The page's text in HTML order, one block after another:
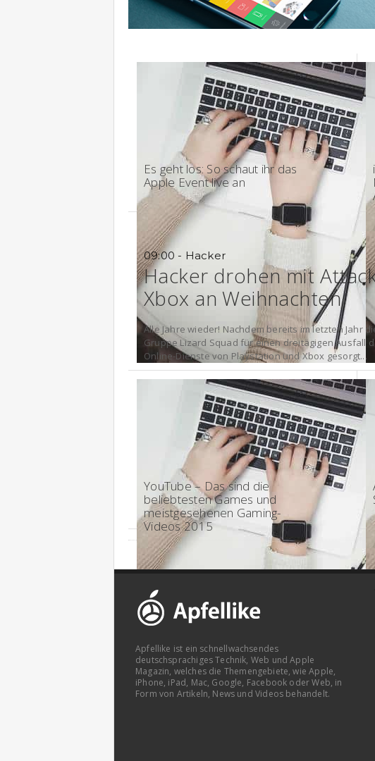
18:02 - Keynote
Es geht los: So schaut ihr das
Apple Event live an
09:00 - Hacker
Hacker drohen mit
Xbox an Weihnachten
Alle Jahre wieder! Nachdem bereits im letzten Jahr
Gruppe Lizard Squad für einen dreitägigen Ausfall
Online-Dienste von Playstation und Xbox gesorgt...
14:30 - 2015
YouTube – Das sind die
beliebtesten Games und
meistgesehenen Gaming-
Videos 2015
Apfellike ist ein schnellwachsendes
deutschsprachiges Technik, Web und Apple
Magazin, welches die Themengebiete, wie Apple,
iPhone, iPad, Mac, Google, Facebook oder Web, in
Form von Artikeln, News und Videos behandelt.